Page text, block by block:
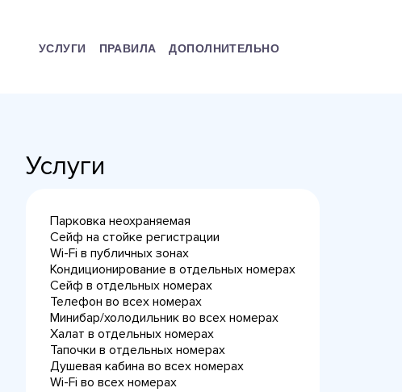
УСЛУГИ ПРАВИЛА ДОПОЛНИТЕЛЬНО
Услуги
Парковка неохраняемая
Сейф на стойке регистрации
Wi-Fi в публичных зонах
Кондиционирование в отдельных номерах
Сейф в отдельных номерах
Телефон во всех номерах
Минибар/холодильник во всех номерах
Халат в отдельных номерах
Тапочки в отдельных номерах
Душевая кабина во всех номерах
Wi-Fi во всех номерах